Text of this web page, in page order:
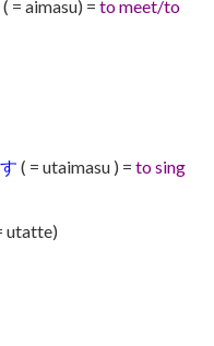
( = aimasu) = to meet/to
( = utaimasu ) = to sing
utatte)